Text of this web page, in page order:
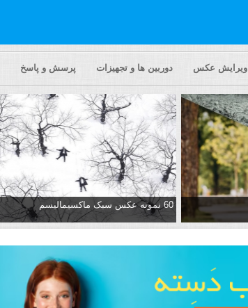
ویرایش عکس دوربین ها و تجهیزات پرسش و پاسخ
60 نمونه عکس سبک ماکسیمالیسم